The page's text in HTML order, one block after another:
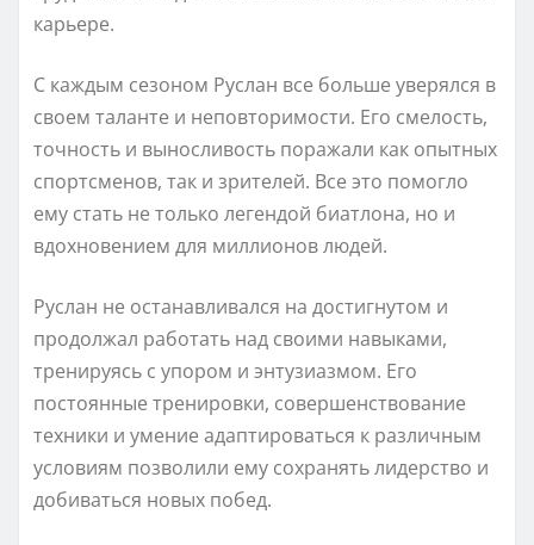
карьере.
С каждым сезоном Руслан все больше уверялся в
своем таланте и неповторимости. Его смелость,
точность и выносливость поражали как опытных
спортсменов, так и зрителей. Все это помогло
ему стать не только легендой биатлона, но и
вдохновением для миллионов людей.
Руслан не останавливался на достигнутом и
продолжал работать над своими навыками,
тренируясь с упором и энтузиазмом. Его
постоянные тренировки, совершенствование
техники и умение адаптироваться к различным
условиям позволили ему сохранять лидерство и
добиваться новых побед.